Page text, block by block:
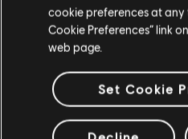
belohnungen
ZUM LOKALEN
cookie preferences at any
Cookie Preferences” link
web page.
Set Cookie